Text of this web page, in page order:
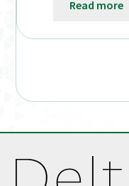
Read more